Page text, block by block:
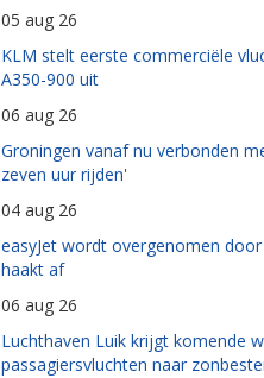
05 aug 26
KLM stelt eerste commerciële
A350-900 uit
06 aug 26
Groningen vanaf nu verbonden
zeven uur rijden'
04 aug 26
easyJet wordt overgenomen
haakt af
06 aug 26
Luchthaven Luik krijgt komende
passagiersvluchten naar